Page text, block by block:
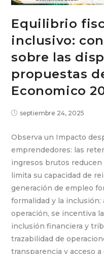
Equilibrio
inclusivo:
sobre las
propuestas
Economico
septiembre 24, 2025
Observa un Impacto
emprendedores: las
ingresos brutos reducen
limita su capacidad de
generación de empleo
formalidad y la inclusión:
operación, se incentiva
inclusión financiera y
trazabilidad de
transparencia y acceso